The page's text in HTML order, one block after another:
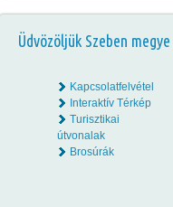
Üdvözöljük Szeben
Kapcsolatfelvétel
Interaktív Térkép
Turisztikai
útvonalak
Brosúrák